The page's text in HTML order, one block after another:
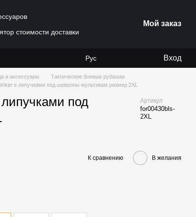
стоимости доставки
Мой заказ
Рус Вход
и аксессуары
Тактические боевые рубашки
с липучками под шевроны мультикам размер 2XL
под
Артикул
for00430bls-
2XL
К сравнению В желания